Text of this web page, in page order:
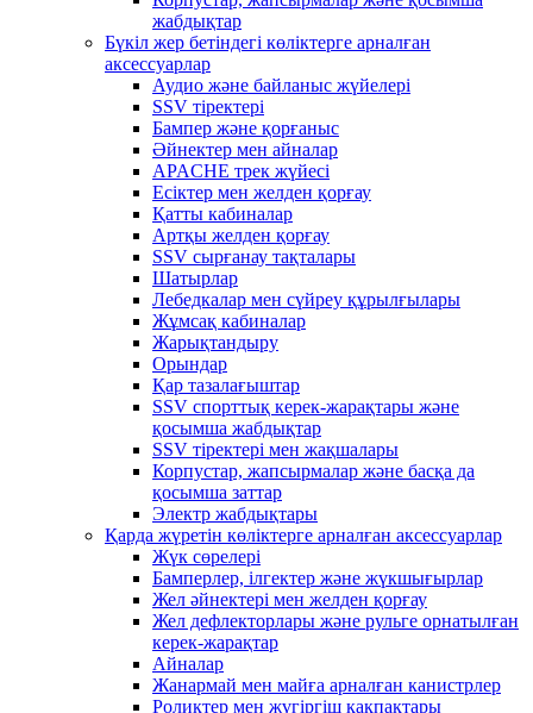
жабдықтар
Бүкіл жер бетіндегі көліктерге арналған
аксессуарлар
Аудио және байланыс жүйелері
SSV тіректері
Бампер және қорғаныс
Әйнектер мен айналар
APACHE трек жүйесі
Есіктер мен желден қорғау
Қатты кабиналар
Артқы желден қорғау
SSV сырғанау тақталары
Шатырлар
Лебедкалар мен сүйреу құрылғылары
Жұмсақ кабиналар
Жарықтандыру
Орындар
Қар тазалағыштар
SSV спорттық керек-жарақтары және
қосымша жабдықтар
SSV тіректері мен жақшалары
Корпустар, жапсырмалар және басқа да
қосымша заттар
Электр жабдықтары
Қарда жүретін көліктерге арналған аксессуарлар
Жүк сөрелері
Бамперлер, ілгектер және жүкшығырлар
Жел әйнектері мен желден қорғау
Жел дефлекторлары және рульге орнатылған
керек-жарақтар
Айналар
Жанармай мен майға арналған канистрлер
Роликтер мен жүгіргіш қақпақтары